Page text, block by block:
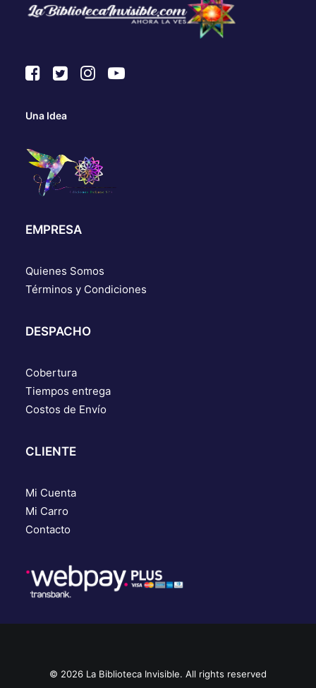
Una Idea
EMPRESA
Quienes Somos
Términos y Condiciones
DESPACHO
Cobertura
Tiempos entrega
Costos de Envío
CLIENTE
Mi Cuenta
Mi Carro
Contacto
© 2026 La Biblioteca Invisible. All rights reserved